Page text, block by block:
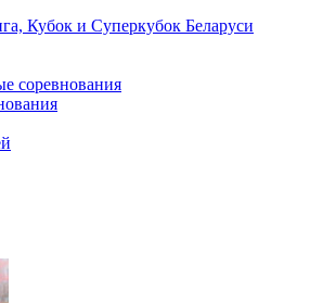
Кубок и Суперкубок Беларуси
соревнования